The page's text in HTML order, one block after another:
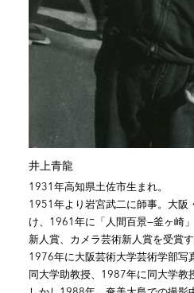
井上青龍
1931年高知県土佐市生まれ。
1951年より 岩宮武二に師事。大阪・
け、1961年に「人間百景—釜ヶ崎
新人賞、カメラ芸術新人賞を受賞す
1976年に大阪芸術大学芸術学部写
同大学助教授、1987年に同大学教